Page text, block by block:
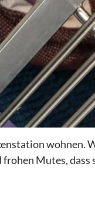
wohnen.
Mutes, dass